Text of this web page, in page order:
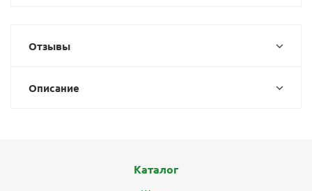
Отзывы
Описание
Каталог